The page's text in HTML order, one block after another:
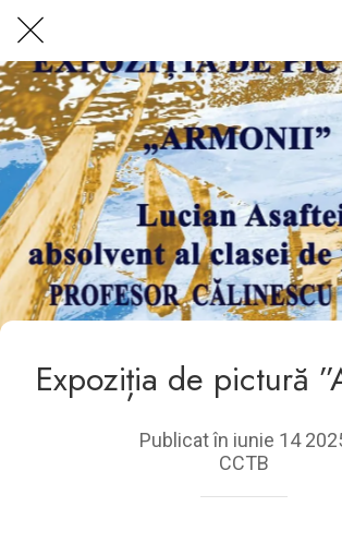
Expoziția de pictură
Publicat în iunie 14
CCTB
Centrul Burada 🇷🇴 🇬🇧 🇫🇷
Asistentul Centrului Cultural Teodor T. Burada